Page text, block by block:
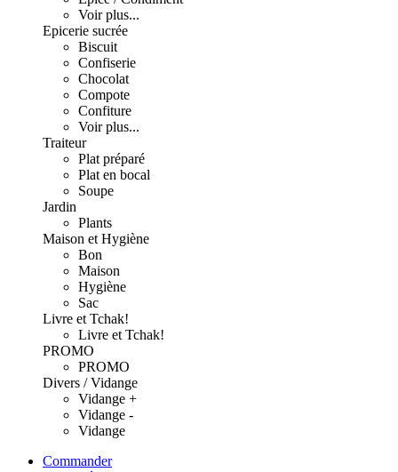
Voir plus...
Epicerie sucrée
Biscuit
Confiserie
Chocolat
Compote
Confiture
Voir plus...
Traiteur
Plat préparé
Plat en bocal
Soupe
Jardin
Plants
Maison et Hygiène
Bon
Maison
Hygiène
Sac
Livre et Tchak!
Livre et Tchak!
PROMO
PROMO
Divers / Vidange
Vidange +
Vidange -
Vidange
Commander